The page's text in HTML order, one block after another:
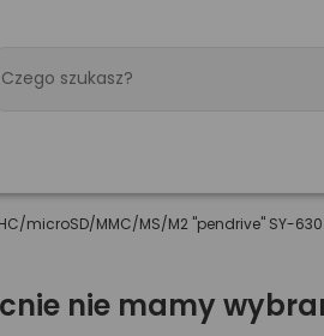
microSD/MMC/MS/M2 "pendrive" SY-630
nie mamy